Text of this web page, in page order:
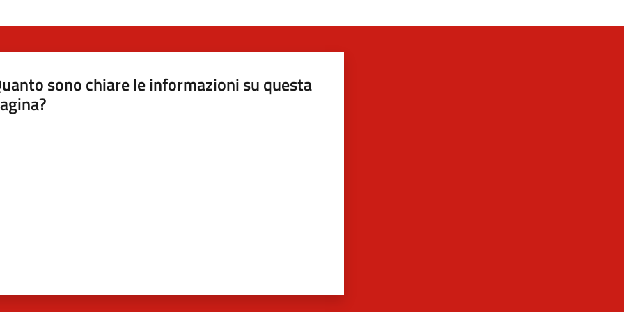
sono chiare le informazioni su questa